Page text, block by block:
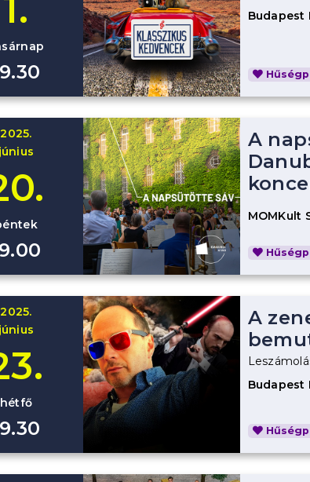
1. Budapest
2025.
A
MOMKult
2025.
hétfő
A
Budapest